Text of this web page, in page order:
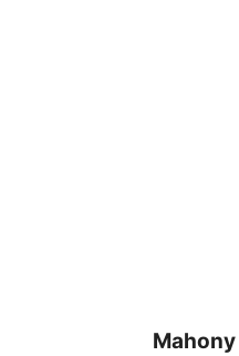
Mahony